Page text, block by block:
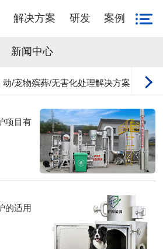
解决方案 研发 案例
新闻中心
动/宠物殡葬/无害化处理解决方案 工业
项目有
的适用